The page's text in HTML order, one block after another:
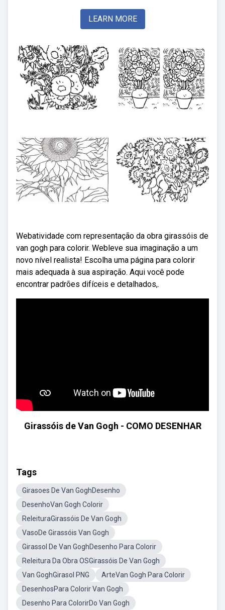
LEARN MORE
Webatividade com representação da obra girassóis de
van gogh para colorir. Webleve sua imaginação a um
novo nível realista! Escolha uma página para colorir
mais adequada à sua aspiração. Aqui você pode
encontrar padrões difíceis e detalhados,.
Girassóis de Van Gogh - COMO DESENHAR
Tags
Girasoes De Van GoghDesenho
DesenhoVan Gogh Colorir
ReleituraGirassóis De Van Gogh
VasoDe Girassóis Van Gogh
Girassol De Van GoghDesenho Para Colorir
Releitura Da Obra OSGirassóis De Van Gogh
Van GoghGirasol PNG
ArteVan Gogh Para Colorir
DesenhosPara Colorir Van Gogh
Desenho Para ColorirDo Van Gogh